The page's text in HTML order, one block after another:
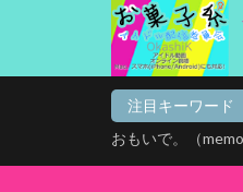
注目キーワード
おもいで。（
本ページはプロモーショ